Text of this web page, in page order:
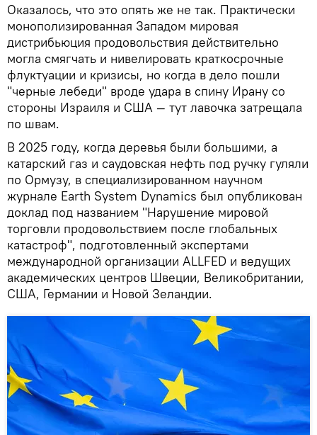
Оказалось, что это опять же не так. Практически
монополизированная Западом мировая
дистрибьюция продовольствия действительно
могла смягчать и нивелировать краткосрочные
флуктуации и кризисы, но когда в дело пошли
"черные лебеди" вроде удара в спину Ирану со
стороны Израиля и США — тут лавочка затрещала
по швам.
В 2025 году, когда деревья были большими, а
катарский газ и саудовская нефть под ручку гуляли
по Ормузу, в специализированном научном
журнале Earth System Dynamics был опубликован
доклад под названием "Нарушение мировой
торговли продовольствием после глобальных
катастроф", подготовленный экспертами
международной организации ALLFED и ведущих
академических центров Швеции, Великобритании,
США, Германии и Новой Зеландии.